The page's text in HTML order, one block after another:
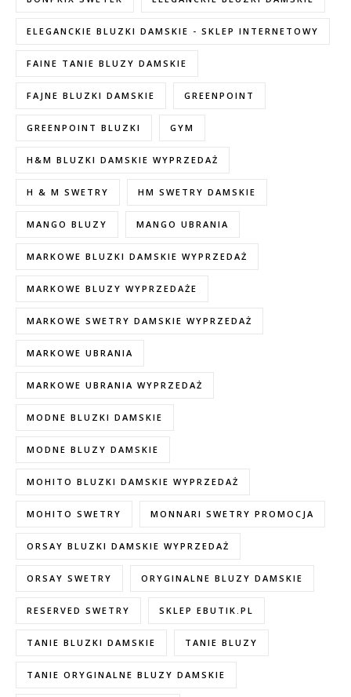
ELEGANCKIE BLUZKI DAMSKIE - SKLEP INTERNETOWY
FAINE TANIE BLUZY DAMSKIE
FAJNE BLUZKI DAMSKIE GREENPOINT
GREENPOINT BLUZKI GYM
H&M BLUZKI DAMSKIE WYPRZEDAŻ
H & M SWETRY HM SWETRY DAMSKIE
MANGO BLUZY MANGO UBRANIA
MARKOWE BLUZKI DAMSKIE WYPRZEDAŻ
MARKOWE BLUZY WYPRZEDAŻE
MARKOWE SWETRY DAMSKIE WYPRZEDAŻ
MARKOWE UBRANIA
MARKOWE UBRANIA WYPRZEDAŻ
MODNE BLUZKI DAMSKIE
MODNE BLUZY DAMSKIE
MOHITO BLUZKI DAMSKIE WYPRZEDAŻ
MOHITO SWETRY MONNARI SWETRY PROMOCJA
ORSAY BLUZKI DAMSKIE WYPRZEDAŻ
ORSAY SWETRY ORYGINALNE BLUZY DAMSKIE
RESERVED SWETRY SKLEP EBUTIK.PL
TANIE BLUZKI DAMSKIE TANIE BLUZY
TANIE ORYGINALNE BLUZY DAMSKIE